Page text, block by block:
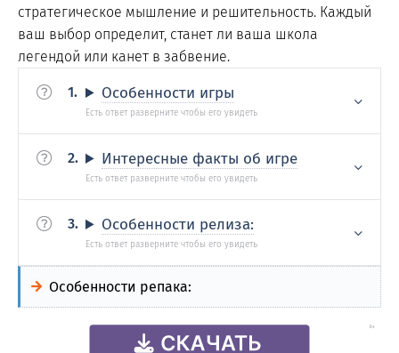
стратегическое мышление и решительность. Каждый
ваш выбор определит, станет ли ваша школа
легендой или канет в забвение.
Особенности игры
Интересные факты об игре
Особенности релиза:
Особенности репака: